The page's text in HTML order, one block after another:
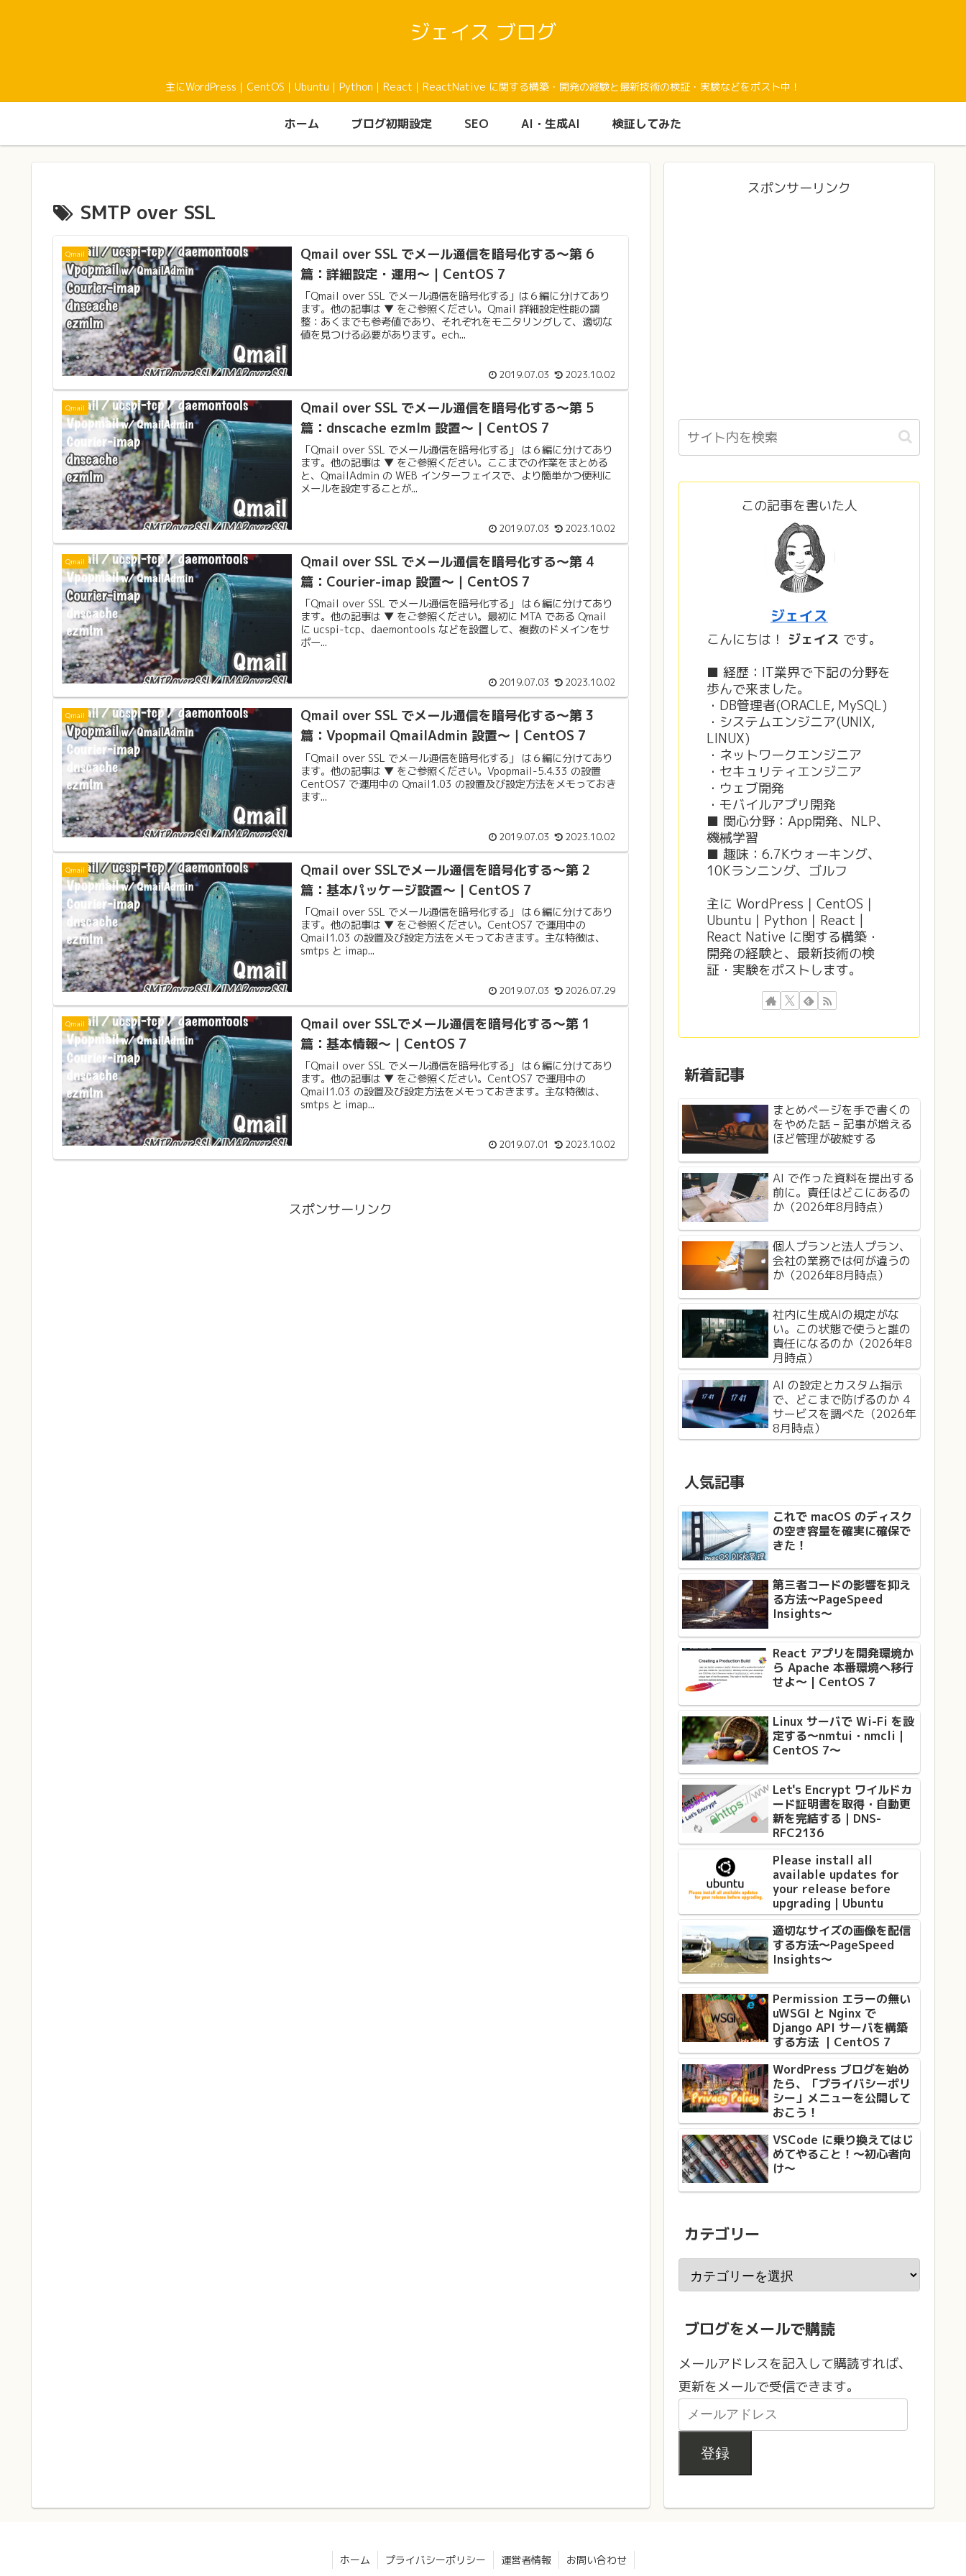
ジェイス ブログ
主にWordPress｜CentOS｜Ubuntu｜Python｜React｜ReactNative に関する構築・開発の経験と最新技術の検証・実験などをポスト中！
ホーム ブログ初期設定 SEO AI・生成AI 検証してみた
SMTP over SSL
Qmail
Qmail over SSL でメール通信を暗号化する〜第 6
篇：詳細設定・運用〜｜CentOS 7
「Qmail over SSL でメール通信を暗号化する」は６編に分けてあり
ます。他の記事は ▼ をご参照ください。Qmail 詳細設定性能の調
整：あくまでも参考値であり、それぞれをモニタリングして、適切な
値を見つける必要があります。ech...
2019.07.03 2023.10.02
Qmail
Qmail over SSL でメール通信を暗号化する〜第 5
篇：dnscache ezmlm 設置〜｜CentOS 7
「Qmail over SSL でメール通信を暗号化する」 は６編に分けてあり
ます。他の記事は ▼ をご参照ください。ここまでの作業をまとめる
と、QmailAdmin の WEB インターフェイスで、より簡単かつ便利に
メールを設定することが...
2019.07.03 2023.10.02
Qmail
Qmail over SSL でメール通信を暗号化する〜第 4
篇：Courier-imap 設置〜｜CentOS 7
「Qmail over SSL でメール通信を暗号化する」 は６編に分けてあり
ます。他の記事は ▼ をご参照ください。最初に MTA である Qmail
に ucspi-tcp、daemontools などを設置して、複数のドメインをサ
ポー...
2019.07.03 2023.10.02
Qmail
Qmail over SSL でメール通信を暗号化する〜第 3
篇：Vpopmail QmailAdmin 設置〜｜CentOS 7
「Qmail over SSL でメール通信を暗号化する」 は６編に分けてあり
ます。他の記事は ▼ をご参照ください。Vpopmail-5.4.33 の設置
CentOS7 で運用中の Qmail1.03 の設置及び設定方法をメモっておき
ます...
2019.07.03 2023.10.02
Qmail
Qmail over SSLでメール通信を暗号化する〜第 2
篇：基本パッケージ設置〜｜CentOS 7
「Qmail over SSL でメール通信を暗号化する」 は６編に分けてあり
ます。他の記事は ▼ をご参照ください。CentOS7 で運用中の
Qmail1.03 の設置及び設定方法をメモっておきます。主な特徴は、
smtps と imap...
2019.07.03 2026.07.29
Qmail
Qmail over SSLでメール通信を暗号化する〜第 1
篇：基本情報〜｜CentOS 7
「Qmail over SSL でメール通信を暗号化する」 は６編に分けてあり
ます。他の記事は ▼ をご参照ください。CentOS7 で運用中の
Qmail1.03 の設置及び設定方法をメモっておきます。主な特徴は、
smtps と imap...
2019.07.01 2023.10.02
スポンサーリンク
スポンサーリンク
この記事を書いた人
ジェイス
こんにちは！ ジェイス です。
■ 経歴：IT業界で下記の分野を
歩んで来ました。
・DB管理者(ORACLE, MySQL)
・システムエンジニア(UNIX,
LINUX)
・ネットワークエンジニア
・セキュリティエンジニア
・ウェブ開発
・モバイルアプリ開発
■ 関心分野：App開発、NLP、
機械学習
■ 趣味：6.7Kウォーキング、
10Kランニング、ゴルフ
主に WordPress｜CentOS｜
Ubuntu｜Python｜React |
React Native に関する構築・
開発の経験と、最新技術の検
証・実験をポストします。
新着記事
まとめページを手で書くの
をやめた話 – 記事が増える
ほど管理が破綻する
AI で作った資料を提出する
前に。責任はどこにあるの
か（2026年8月時点）
個人プランと法人プラン、
会社の業務では何が違うの
か（2026年8月時点）
社内に生成AIの規定がな
い。この状態で使うと誰の
責任になるのか（2026年8
月時点）
AI の設定とカスタム指示
で、どこまで防げるのか 4
サービスを調べた（2026年
8月時点）
人気記事
これで macOS のディスク
の空き容量を確実に確保で
きた！
第三者コードの影響を抑え
る方法〜PageSpeed
Insights〜
React アプリを開発環境か
ら Apache 本番環境へ移行
せよ〜 | CentOS 7
Linux サーバで Wi-Fi を設
定する〜nmtui・nmcli｜
CentOS 7〜
Let's Encrypt ワイルドカ
ード証明書を取得・自動更
新を完結する｜DNS-
RFC2136
Please install all
available updates for
your release before
upgrading｜Ubuntu
適切なサイズの画像を配信
する方法〜PageSpeed
Insights〜
Permission エラーの無い
uWSGI と Nginx で
Django API サーバを構築
する方法 ｜CentOS 7
WordPress ブログを始め
たら、「プライバシーポリ
シー」メニューを公開して
おこう！
VSCode に乗り換えてはじ
めてやること！〜初心者向
け〜
カテゴリー
ブログをメールで購読
メールアドレスを記入して購読すれば、
更新をメールで受信できます。
登録
ホーム プライバシーポリシー 運営者情報 お問い合わせ